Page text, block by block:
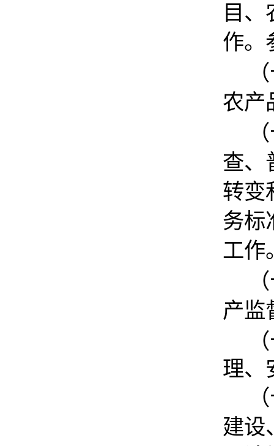
目
作。
农产
查、
转变
务标
工作
产监
理、
建设